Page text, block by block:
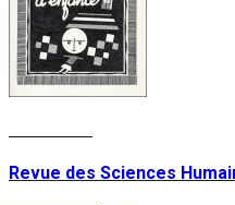
Revue des Sciences